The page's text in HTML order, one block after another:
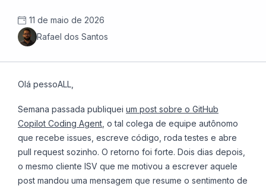
11 de maio de 2026
Rafael dos Santos
Olá pessoALL,
Semana passada publiquei um post sobre o GitHub
Copilot Coding Agent , o tal colega de equipe autônomo
que recebe issues, escreve código, roda testes e abre
pull request sozinho. O retorno foi forte. Dois dias depois,
o mesmo cliente ISV que me motivou a escrever aquele
post mandou uma mensagem que resume o sentimento de